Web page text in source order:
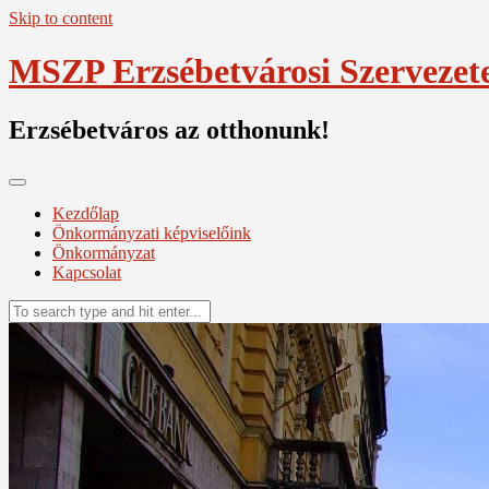
Skip to content
MSZP Erzsébetvárosi
Erzsébetváros az otthonunk!
Kezdőlap
Önkormányzati képviselőink
Önkormányzat
Kapcsolat